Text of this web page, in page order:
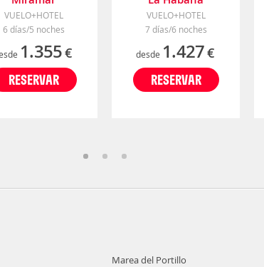
VUELO+HOTEL
6 días/5 noches
1.355€
RESERVAR
VUELO+HOTEL
7 días/6 noches
desde 1.427€
RESERVAR
Marea del Portillo